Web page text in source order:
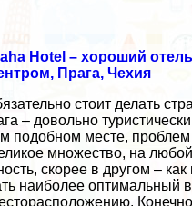
Hotel – хороший
Прага, Чехия
стоит делать
– довольно
подобном месте, проблем
множество, на
скорее в другом – как
наиболее оптимальный